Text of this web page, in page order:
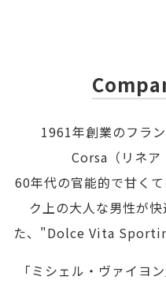
1961年創業のフラ
Corsa（リネア
60年代の官能的で甘く
ク上の大人な男性が
た、"Dolce Vita
「ミシェル・ヴァイヨ